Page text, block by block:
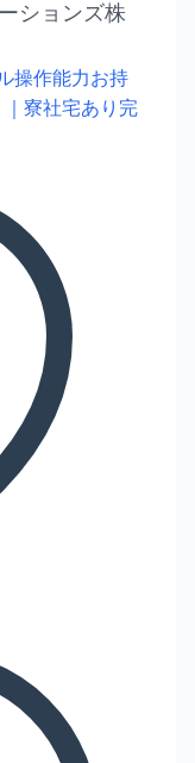
ションズ株
操作能力お持
寮社宅あり完